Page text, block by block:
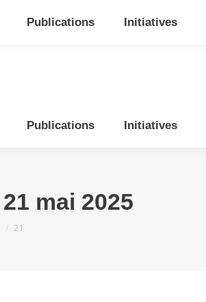
Publications Initiatives
21 mai 2025
21
Publications Initiatives